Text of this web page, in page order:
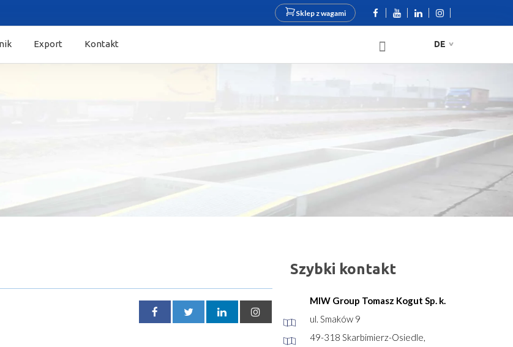
Sklep z wagami
Export Kontakt DE
Szybki kontakt
MIW Group Tomasz Kogut Sp. k.
ul. Smaków 9
49-318 Skarbimierz-Osiedle,